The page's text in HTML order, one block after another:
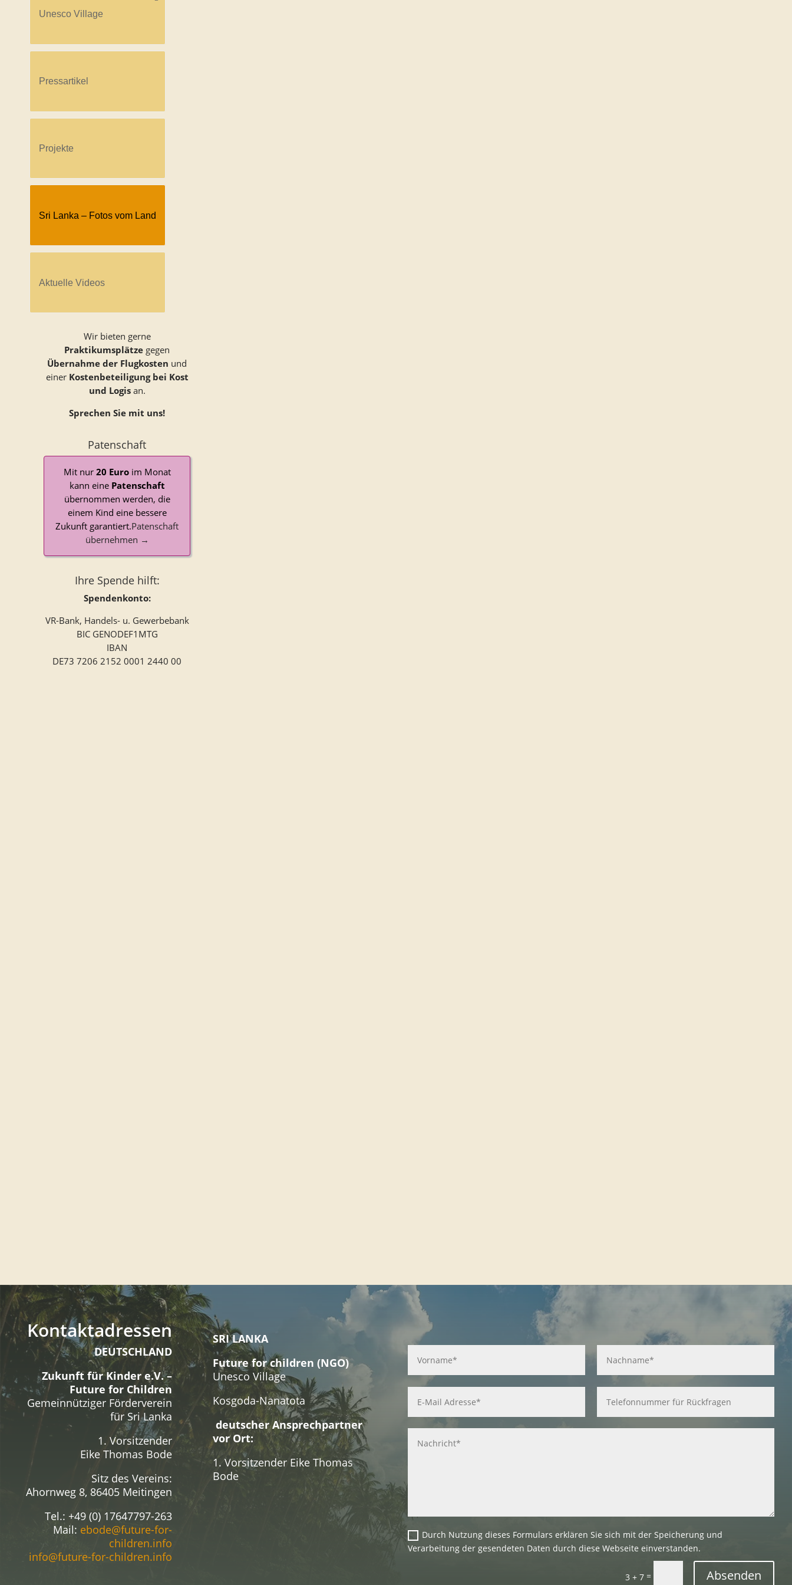
Unesco Village
Pressartikel
Projekte
Sri Lanka – Fotos vom Land
Aktuelle Videos
Wir bieten gerne
Praktikumsplätze gegen
Übernahme der Flugkosten und
einer Kostenbeteiligung bei Kost
und Logisan.
Sprechen Sie mit uns!
Patenschaft
Mit nur20 Euroim Monat
kann einePatenschaft
übernommen werden, die
einem Kind eine bessere
Zukunft garantiert.Patenschaft
übernehmen →
Ihre Spende hilft:
Spendenkonto:
VR-Bank, Handels- u. Gewerbebank
BIC GENODEF1MTG
IBAN
DE73 7206 2152 0001 2440 00
Kontaktadressen
DEUTSCHLAND
Zukunft für Kinder e.V. –
Future for Children
Gemeinnütziger Förderverein
für Sri Lanka
1. Vorsitzender
Eike Thomas Bode
Sitz des Vereins:
Ahornweg 8, 86405 Meitingen
Tel.: +49 (0) 17647797-263
Mail: ebode@future-for-
children.info
info@future-for-children.info
SRI LANKA
Future for children (NGO)
Unesco Village
Kosgoda-Nanatota
deutscher Ansprechpartner
vor Ort:
1. Vorsitzender Eike Thomas
Bode
Durch Nutzung dieses Formulars erklären Sie sich mit der Speicherung und
Verarbeitung der gesendeten Daten durch diese Webseite einverstanden.
3 + 7= Absenden